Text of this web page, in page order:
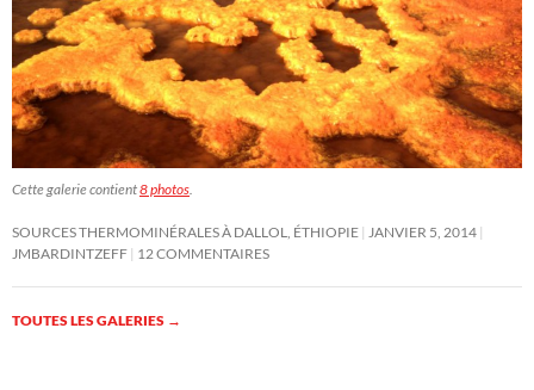
Cette galerie contient8 photos
SOURCES THERMOMINÉRALES À DALLOL, ÉTHIOPIE
JANVIER 5, 2014
JMBARDINTZEFF 12 COMMENTAIRES
TOUTES LES GALERIES →